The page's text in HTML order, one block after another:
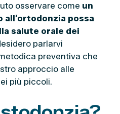
osservare come un
possa
salute orale dei
parlarvi
preventiva che
approccio alle
più piccoli.